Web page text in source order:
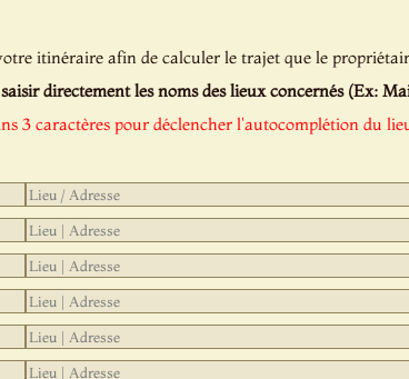
itinéraire afin de calculer le trajet que le
directement les noms des lieux concernés (Ex:
3 caractères pour déclencher l'autocomplétion du